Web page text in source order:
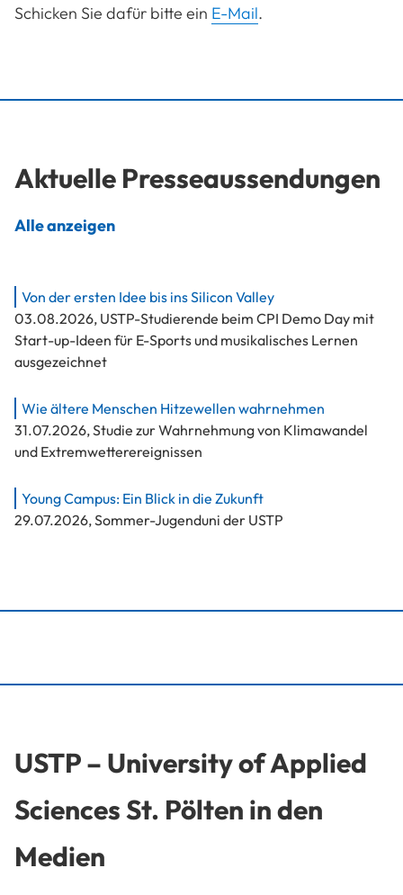
Schicken Sie dafür bitte ein E-Mail.
Aktuelle Presseaussendungen
Alle anzeigen
Von der ersten Idee bis ins Silicon Valley
03.08.2026, USTP-Studierende beim CPI Demo Day mit
Start-up-Ideen für E-Sports und musikalisches Lernen
ausgezeichnet
Wie ältere Menschen Hitzewellen wahrnehmen
31.07.2026,Studie zur Wahrnehmung von Klimawandel
und Extremwetterereignissen
Young Campus: Ein Blick in die Zukunft
29.07.2026,Sommer-Jugenduni der USTP
USTP – University of Applied
Sciences St. Pölten in den
Medien